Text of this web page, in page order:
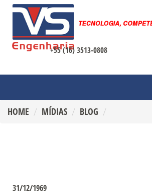
+55 (16) 3513-0808
HOME MÍDIAS BLOG
31/12/1969